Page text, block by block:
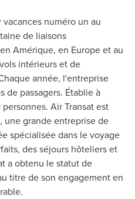
numéro un au
de liaisons
Amérique, en Europeet au
intérieurs et de
année, l'entreprise
de passagers. Établie à
Air Transat est
une grande entreprise de
spécialisée dans le voyage
des séjours hôteliers et
a obtenu le statut de
titre de son engagement en